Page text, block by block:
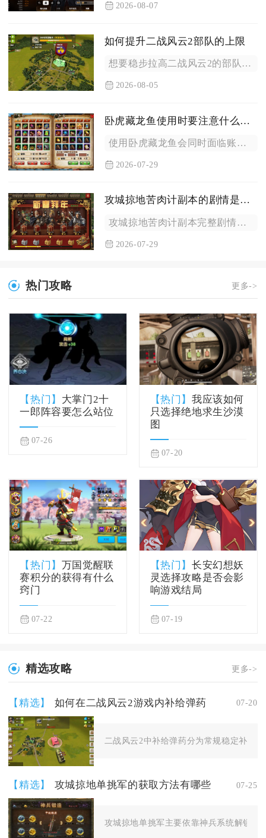
2026-08-07
如何提升二战风云2部队的上限
想要稳步拉高二战风云2的部队上限，需要同步推进战场编制解锁、...
2026-08-05
卧虎藏龙鱼使用时要注意什么安全问题
使用卧虎藏龙鱼会同时面临账号封禁、账号被盗、设备标记三类核心...
2026-07-29
攻城掠地苦肉计副本的剧情是什么
攻城掠地苦肉计副本完整剧情围绕赤壁黄盖诈降主线推进，整体分为...
2026-07-29
热门攻略 更多->
【热门】 大掌门2十
一郎阵容要怎么站位
07-26
【热门】我应该如何
只选择绝地求生沙漠
图
07-20
【热门】 万国觉醒联
赛积分的获得有什么
窍门
07-22
【热门】长安幻想妖
灵选择攻略是否会影
响游戏结局
07-19
精选攻略 更多->
【精选】 如何在二战风云2游戏内补给弹药 07-20
二战风云2中补给弹药分为常规稳定补给
【精选】 攻城掠地单挑军的获取方法有哪些 07-25
攻城掠地单挑军主要依靠神兵系统解锁基